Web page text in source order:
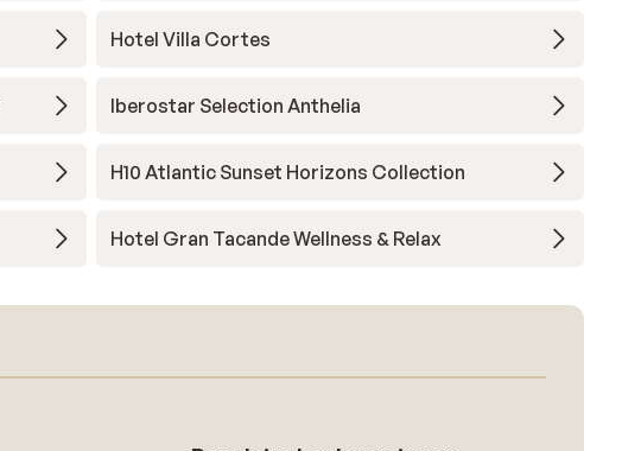
Hotel Villa Cortes
Iberostar Selection Anthelia
H10 Atlantic Sunset Horizons Collection
Hotel Gran Tacande Wellness & Relax